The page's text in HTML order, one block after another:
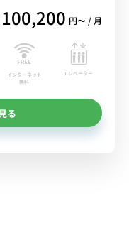
100,200 円〜 / 月
インターネット
無料
エレベーター
る